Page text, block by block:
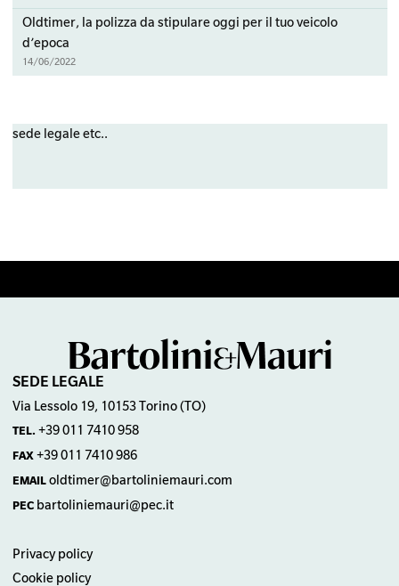
Oldtimer, la polizza da stipulare oggi per il tuo veicolo
d’epoca
14/06/2022
sede legale etc..
SEDE LEGALE
Via Lessolo 19, 10153 Torino (TO)
TEL. +39 011 7410 958
FAX+39 011 7410 986
EMAILoldtimer@bartoliniemauri.com
PECbartoliniemauri@pec.it
Privacy policy
Cookie policy